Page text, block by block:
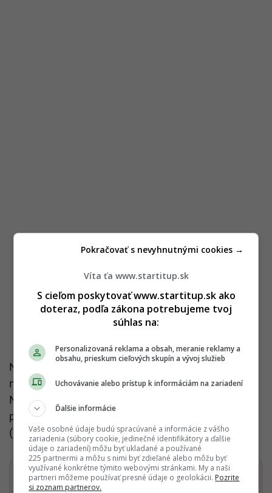
Nawrockeho cesta na Slovensko je prvou oficiálnou
návštevou vo funkcii prezidenta v rámci regiónu V4.
Na programe má v stredu ešte rokovanie s
predsedom Národnej rady SR Richardom Rašim
(Hlas-SD) a premiérom Robertom Ficom (Smer-SD).
Dostaň Startitup do svojich Google odporúčaní
Víta ťa www.startitup.sk
S cieľom poskytovať www.startitup.sk ako
doteraz, podľa zákona potrebujeme tvoj
súhlas na:
Personalizovaná reklama a obsah, meranie reklamy a
obsahu, prieskum cieľových skupín a vývoj služieb
Uchovávanie alebo prístup k informáciám na zariadení
Ďalšie informácie
Vaše osobné údaje budú spracúvané a informácie z vášho
zariadenia (súbory cookie, jedinečné identifikátory a ďalšie
údaje o zariadení) môžu byť ukladané a používané
225 partnermi a môžu s nimi byť zdieľané alebo môžu byť
využívané konkrétne týmito webovými stránkami. My a naši
partneri môžeme používať presné údaje o geolokácii. Pozrite
si zoznam partnerov.
Pokračovať s nevyhnutnými cookies →